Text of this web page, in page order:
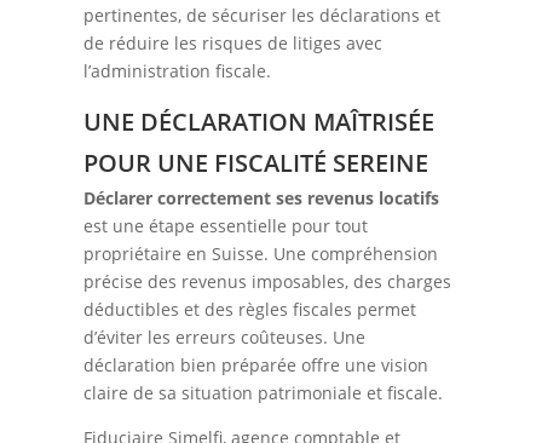
pertinentes, de sécuriser les déclarations et
de réduire les risques de litiges avec
l’administration fiscale.
UNE DÉCLARATION MAÎTRISÉE
POUR UNE FISCALITÉ SEREINE
Déclarer correctement ses revenus locatifs
est une étape essentielle pour tout
propriétaire en Suisse. Une compréhension
précise des revenus imposables, des charges
déductibles et des règles fiscales permet
d’éviter les erreurs coûteuses. Une
déclaration bien préparée offre une vision
claire de sa situation patrimoniale et fiscale.
Fiduciaire Simelfi, agence comptable et